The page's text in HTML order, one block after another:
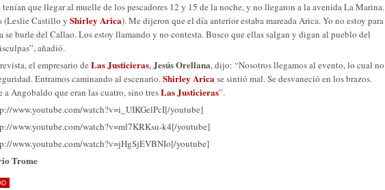
que llegar al muelle de los pescadores 12 y 15 de la noche, y no llegaron a la avenida La Marina.
(Leslie Castillo y Shirley Arica). Me dijeron que el día anterior estaba mareada Arica. Yo no estoy para
se burle del Callao. Los estoy llamando y no contesta. Busco que ellas salgan y digan al pueblo del
añadió.
el empresario de Las Justicieras,Jesús Orellana, dijo: “Nosotros llegamos al evento, lo cual no
Entramos caminando al escenario.Shirley Aricase sintió mal. Se desvaneció en los brazos.
a Angobaldo que eran las cuatro, sino tresLas Justicieras”.
www.youtube.com/watch?v=i_UIKGelPcI[/youtube]
www.youtube.com/watch?v=ml7KRKsu-k4[/youtube]
www.youtube.com/watch?v=jHgSjEVBNIo[/youtube]
Trome